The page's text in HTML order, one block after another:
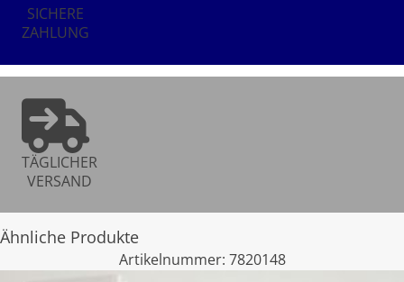
SICHERE
ZAHLUNG
TÄGLICHER
VERSAND
Ähnliche Produkte
Artikelnummer: 7820148